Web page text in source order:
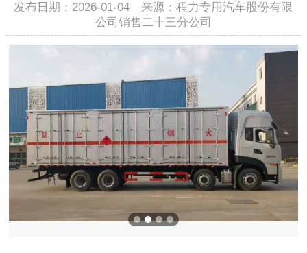
发布日期：2026-01-04 来源：程力专用汽车股份有限
公司销售二十三分公司